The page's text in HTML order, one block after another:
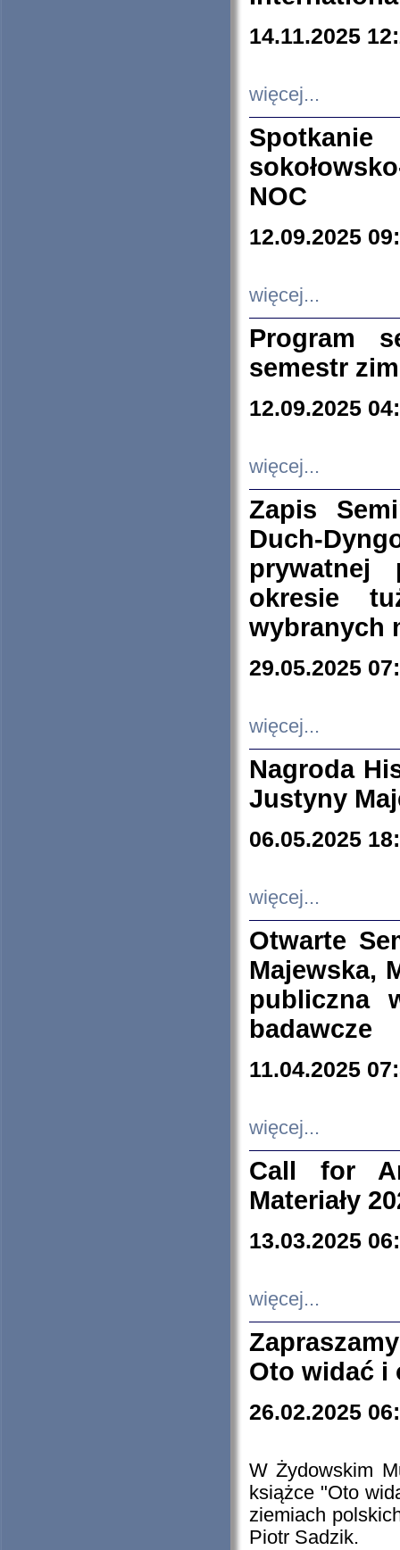
14.11.2025
więcej...
NOC
12.09.2025
więcej...
Program
semestr
12.09.2025
więcej...
Zapis
Duch-
prywatnej
okresie
wybranych
29.05.2025
więcej...
Nagroda
Justyny
06.05.2025
więcej...
Otwarte
Majewska,
publiczna
badawcze
11.04.2025
więcej...
Call for
Materiały
13.03.2025
więcej...
Oto widać i
26.02.2025
W Żydowskim
książce "Oto
ziemiach
Piotr Sadzik.